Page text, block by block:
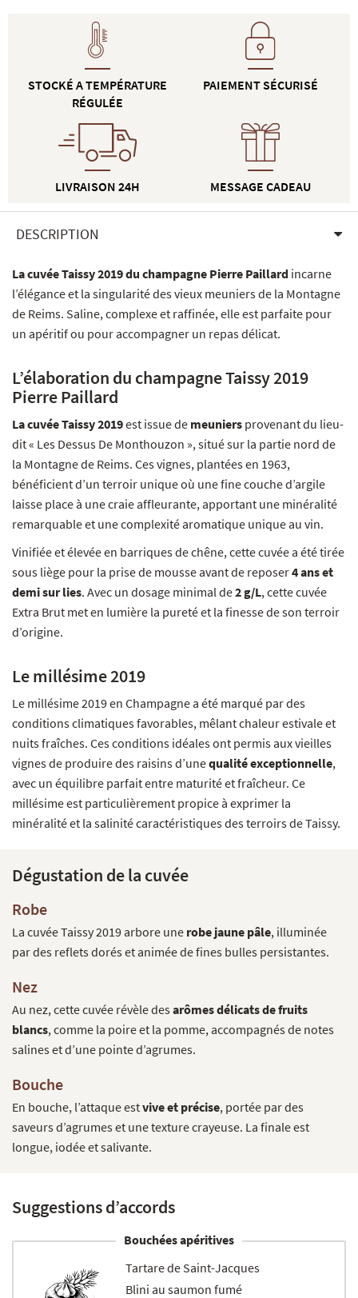
STOCKÉ A TEMPÉRATURE
RÉGULÉE
LIVRAISON 24H
PAIEMENT SÉCURISÉ
MESSAGE CADEAU
DESCRIPTION
La cuvée Taissy 2019 du champagne Pierre Paillard incarne
l’élégance et la singularité des vieux meuniers de la Montagne
de Reims. Saline, complexe et raffinée, elle est parfaite pour
un apéritif ou pour accompagner un repas délicat.
L’élaboration du champagne Taissy 2019
Pierre Paillard
La cuvée Taissy 2019est issue de meuniers provenant du lieu-
dit « Les Dessus De Monthouzon », situé sur la partie nord de
la Montagne de Reims. Ces vignes, plantées en 1963,
bénéficient d’un terroir unique où une fine couche d’argile
laisse place à une craie affleurante, apportant une minéralité
remarquable et une complexité aromatique unique au vin.
Vinifiée et élevée en barriques de chêne, cette cuvée a été tirée
sous liège pour la prise de mousse avant de reposer4 ans et
demi sur lies. Avec un dosage minimal de2 g/L, cette cuvée
Extra Brut met en lumière la pureté et la finesse de son terroir
d’origine.
Le millésime 2019
Le millésime 2019 en Champagne a été marqué par des
conditions climatiques favorables, mêlant chaleur estivale et
nuits fraîches. Ces conditions idéales ont permis aux vieilles
vignes de produire des raisins d’unequalité exceptionnelle,
avec un équilibre parfait entre maturité et fraîcheur. Ce
millésime est particulièrement propice à exprimer la
minéralité et la salinité caractéristiques des terroirs de Taissy.
Dégustation de la cuvée
Robe
La cuvée Taissy 2019 arbore une robe jaune pâle, illuminée
par des reflets dorés et animée de fines bulles persistantes.
Nez
Au nez, cette cuvée révèle desarômes délicats de fruits
blancs, comme la poire et la pomme, accompagnés de notes
salines et d’une pointe d’agrumes.
Bouche
En bouche, l’attaque estvive et précise, portée par des
saveurs d’agrumes et une texture crayeuse. La finale est
longue, iodée et salivante.
Suggestions d’accords
Bouchées apéritives
Tartare de Saint-Jacques
Blini au saumon fumé